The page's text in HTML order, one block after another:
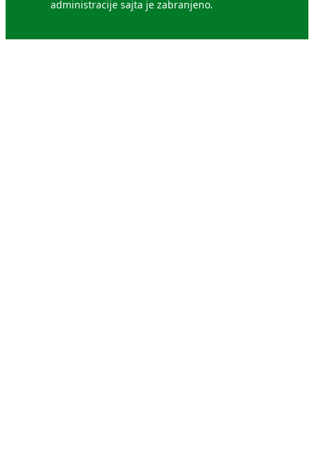
administracije sajta je zabranjeno.